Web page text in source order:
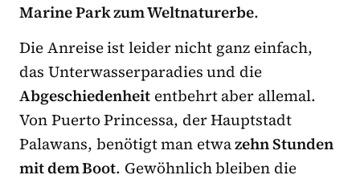
Marine Park zum Weltnaturerbe.
Die Anreise ist leider nicht ganz einfach,
das Unterwasserparadies und die
Abgeschiedenheit entbehrt aber allemal.
Von Puerto Princessa, der Hauptstadt
Palawans, benötigt man etwazehn Stunden
mit dem Boot. Gewöhnlich bleiben die